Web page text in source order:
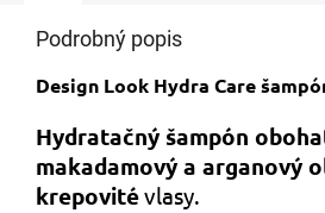
Podrobný popis
Design Look Hydra Care
Hydratačný šampón
makadamový a arganový
krepovitévlasy.